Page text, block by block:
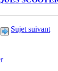
Sujet suivant